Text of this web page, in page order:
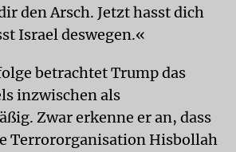
den Arsch. Jetzt hasst dich
Israel deswegen.«
betrachtet Trump das
inzwischen als
Zwar erkenne er an, dass
Terrororganisation Hisbollah